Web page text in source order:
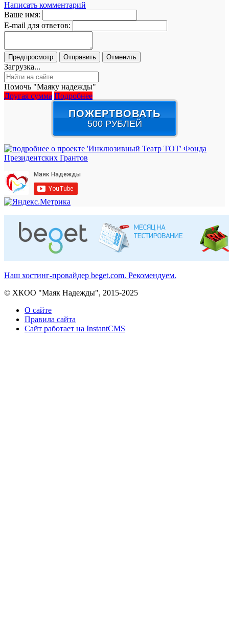
Написать комментарий
Ваше имя:
E-mail для ответов:
Загрузка...
Помочь "Маяку надежды"
Другая сумма Подробнее
ПОЖЕРТВОВАТЬ
500 РУБЛЕЙ
Наш хостинг-провайдер beget.com. Рекомендуем.
© ХКОО "Маяк Надежды", 2015-2025
О сайте
Правила сайта
Сайт работает на InstantCMS